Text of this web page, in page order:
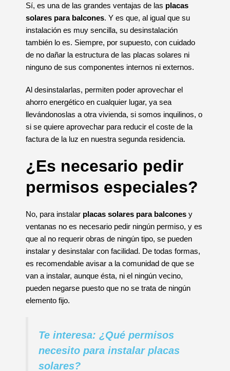
Sí, es una de las grandes ventajas de las placas
solares para balcones. Y es que, al igual que su
instalación es muy sencilla, su desinstalación
también lo es. Siempre, por supuesto, con cuidado
de no dañar la estructura de las placas solares ni
ninguno de sus componentes internos ni externos.
Al desinstalarlas, permiten poder aprovechar el
ahorro energético en cualquier lugar, ya sea
llevándonoslas a otra vivienda, si somos inquilinos, o
si se quiere aprovechar para reducir el coste de la
factura de la luz en nuestra segunda residencia.
¿Es necesario pedir
permisos especiales?
No, para instalar placas solares para balcones y
ventanas no es necesario pedir ningún permiso, y es
que al no requerir obras de ningún tipo, se pueden
instalar y desinstalar con facilidad. De todas formas,
es recomendable avisar a la comunidad de que se
van a instalar, aunque ésta, ni el ningún vecino,
pueden negarse puesto que no se trata de ningún
elemento fijo.
Te interesa: ¿Qué permisos
necesito para instalar placas
solares?